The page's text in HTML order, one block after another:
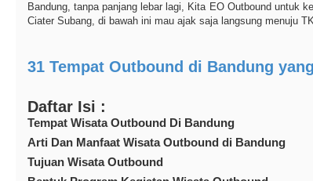
Bandung, tanpa panjang lebar lagi, Kita EO Outbound untuk
Ciater Subang, di bawah ini mau ajak saja langsung menuju
31 Tempat Outbound di Bandung
Daftar Isi :
Tempat Wisata Outbound Di Bandung
Arti Dan Manfaat Wisata Outbound di Bandung
Tujuan Wisata Outbound